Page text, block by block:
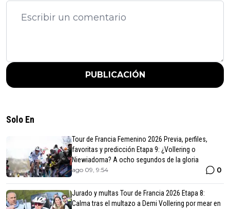
PUBLICACIÓN
Solo En
Tour de Francia Femenino 2026 Previa, perfiles,
favoritas y predicción Etapa 9: ¿Vollering o
Niewiadoma? A ocho segundos de la gloria
ago 09, 9:54 0
Jurado y multas Tour de Francia 2026 Etapa 8:
Calma tras el multazo a Demi Vollering por mear en